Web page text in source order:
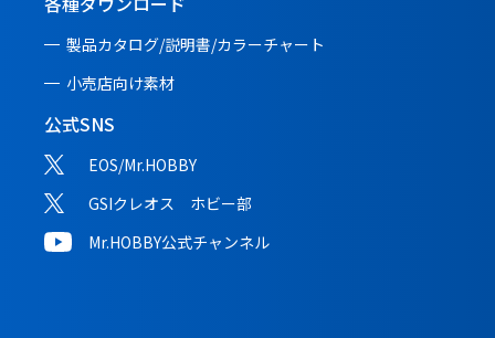
製品カタログ/説明書/カラーチャート
小売店向け素材
公式SNS
EOS/Mr.HOBBY
GSIクレオス ホビー部
Mr.HOBBY公式チャンネル